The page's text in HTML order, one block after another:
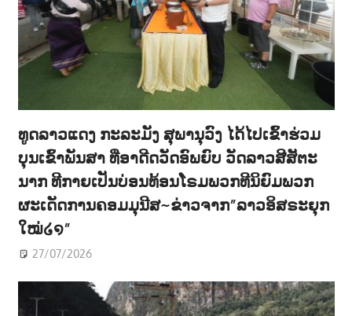
ທູດລາວແດງ ກະລະມັງ ສຸພານຸວົງ ໄດ້ໄປເຂົ້າຮ່ວມ
ບຸນເຂົ້າພັນສາ ທີ່ອາດີດວັດອົພຍົບ ວັດລາວສີສັຕະ
ນາກ ທີກາຍເປັນບ່ອນທ້ອນໂຣມພວກທີນິຍົມພວກ
ຜະເດັດການຄອມມຸນີສ~ຂ່າວຈາກ”ລາວອິສຣະຍຸກ
ໃໝ່໒໑”
27/07/2026